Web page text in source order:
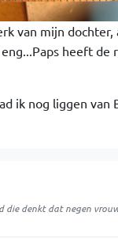
van mijn
heeft de
ik nog liggen van
die denkt dat negen